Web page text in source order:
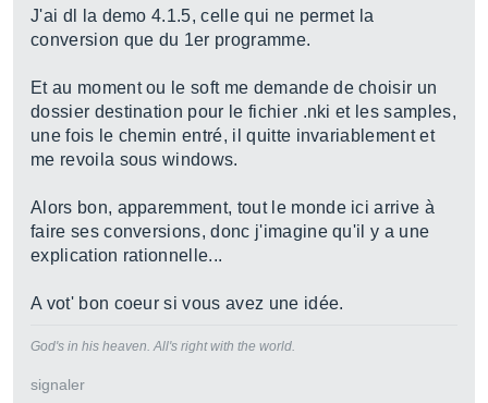
J'ai dl la demo 4.1.5, celle qui ne permet la
conversion que du 1er programme.
Et au moment ou le soft me demande de choisir un
dossier destination pour le fichier .nki et les samples,
une fois le chemin entré, il quitte invariablement et
me revoila sous windows.
Alors bon, apparemment, tout le monde ici arrive à
faire ses conversions, donc j'imagine qu'il y a une
explication rationnelle...
A vot' bon coeur si vous avez une idée.
God's in his heaven. All's right with the world.
signaler